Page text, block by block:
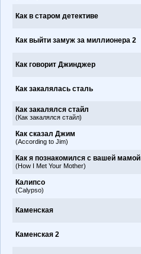
Как в старом детективе
Как выйти замуж за миллионера 2
Как говорит Джинджер
Как закалялась сталь
Как закалялся стайл
(Как закалялся стайл)
Как сказал Джим
(According to Jim)
Как я познакомился с вашей мамой
(How I Met Your Mother)
Калипсо
(Calypso)
Каменская
Каменская 2